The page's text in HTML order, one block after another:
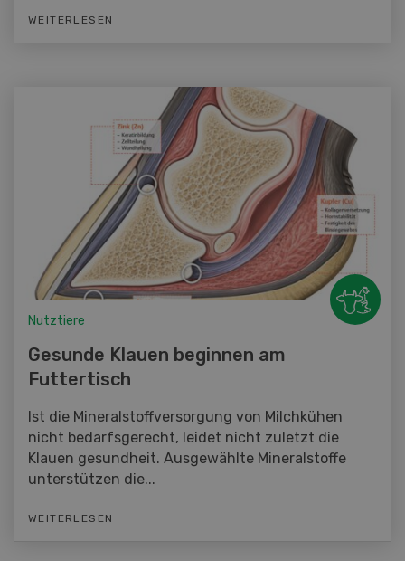
WEITERLESEN
Nutztiere
Gesunde Klauen beginnen am
Futtertisch
Ist die Mineralstoffversorgung von Milchkühen
nicht bedarfsgerecht, leidet nicht zuletzt die
Klauen gesundheit. Ausgewählte Mineralstoffe
unterstützen die...
WEITERLESEN